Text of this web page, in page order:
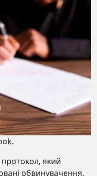
який
обвинувачення.